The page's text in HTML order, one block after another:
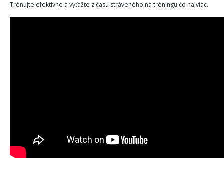
Trénujte efektívne a vyťažte z času stráveného na tréningu čo najviac.